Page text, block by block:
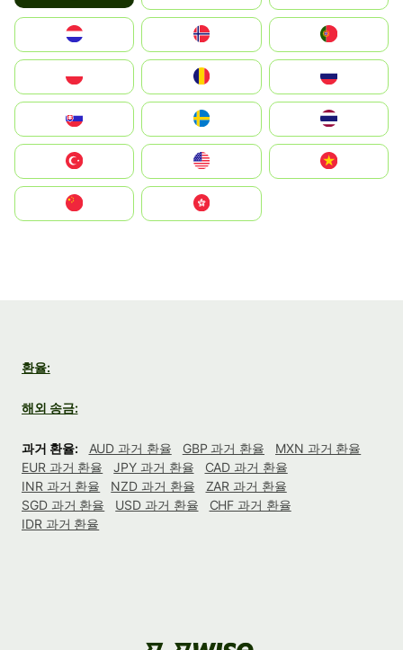
United States
中國香港特別行政區
환율:
해외 송금:
과거 환율: AUD 과거 환율 GBP 과거 환율
MXN 과거 환율
EUR 과거 환율
JPY 과거 환율
CAD 과거 환율
INR 과거 환율
NZD 과거 환율
ZAR 과거 환율
SGD 과거 환율
USD 과거 환율
CHF 과거 환율
IDR 과거 환율